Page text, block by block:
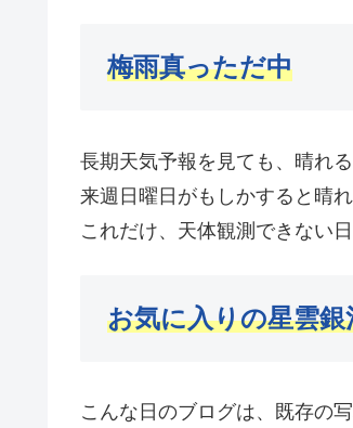
梅雨真っただ中
長期天気予報を見ても、晴れ
来週日曜日がもしかすると晴
これだけ、天体観測できない
お気に入りの星雲銀
こんな日のブログは、既存の